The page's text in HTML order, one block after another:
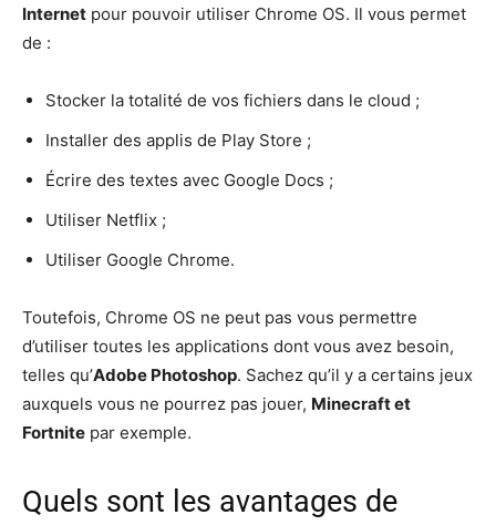
Internet pour pouvoir utiliser Chrome OS. Il vous permet
de :
Stocker la totalité de vos fichiers dans le cloud ;
Installer des applis de Play Store ;
Écrire des textes avec Google Docs ;
Utiliser Netflix ;
Utiliser Google Chrome.
Toutefois, Chrome OS ne peut pas vous permettre
d’utiliser toutes les applications dont vous avez besoin,
telles qu’Adobe Photoshop. Sachez qu’il y a certains jeux
auxquels vous ne pourrez pas jouer, Minecraft et
Fortnite par exemple.
Quels sont les avantages de